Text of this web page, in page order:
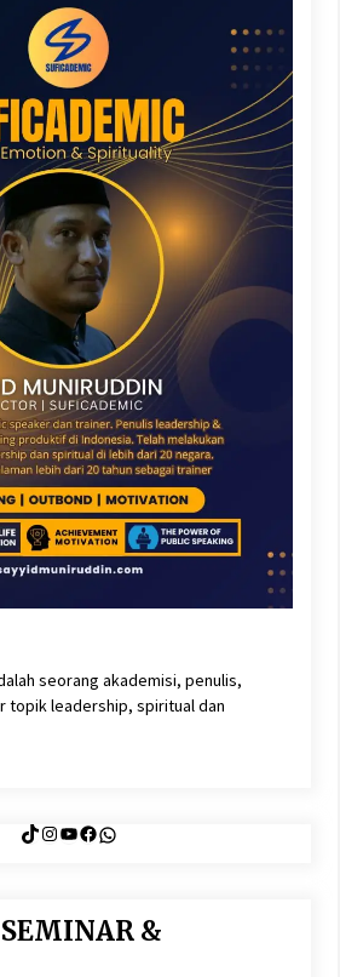
seorang akademisi, penulis,
topik leadership, spiritual dan
TikTok
Instagram
YouTube
Facebook
WhatsApp
&